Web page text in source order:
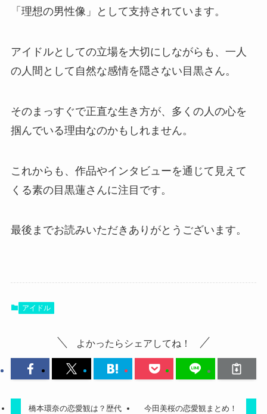
「理想の男性像」として支持されています。
アイドルとしての立場を大切にしながらも、一人
の人間として自然な感情を隠さない目黒さん。
そのまっすぐで正直な生き方が、多くの人の心を
掴んでいる理由なのかもしれません。
これからも、作品やインタビューを通じて見えて
くる素の目黒蓮さんに注目です。
最後までお読みいただきありがとうございます。
アイドル
よかったらシェアしてね！
橋本環奈の恋愛観は？歴代
今田美桜の恋愛観まとめ！